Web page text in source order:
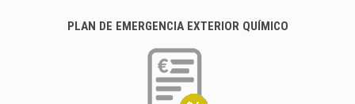
PLAN DE EMERGENCIA EXTERIOR QUÍMICO